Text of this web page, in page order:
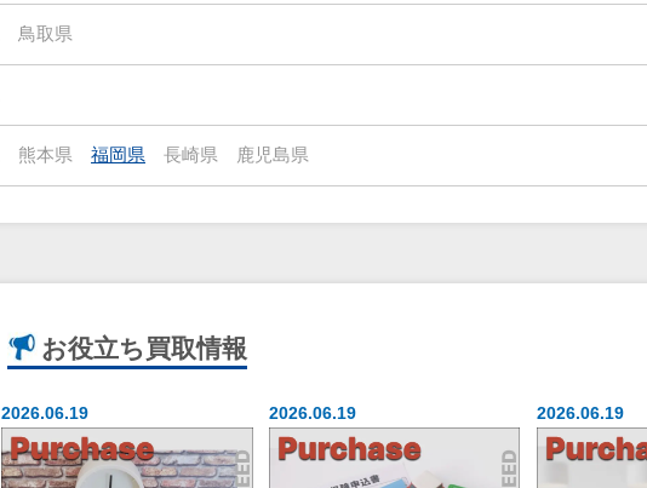
鳥取県
熊本県 福岡県 長崎県 鹿児島県
お役立ち 買取情報
2026.06.19 2026.06.19 2026.06.19